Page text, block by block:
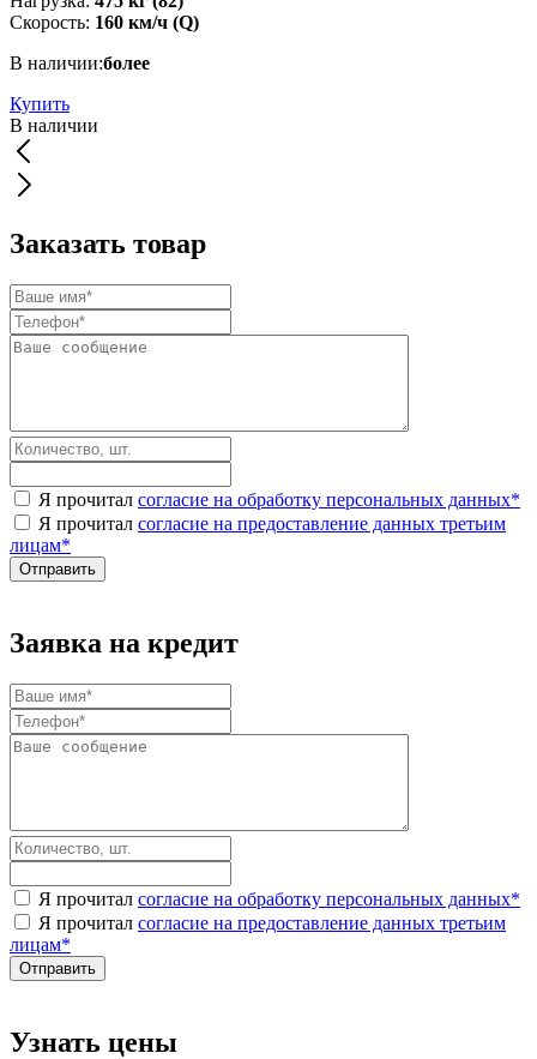
Скорость: 160 км/ч (Q)
В наличии:более
Купить
В наличии
Заказать товар
Я прочитал согласие на обработку персональных данных*
Я прочитал согласие на предоставление данных третьим
лицам*
Заявка на кредит
Я прочитал согласие на обработку персональных данных*
Я прочитал согласие на предоставление данных третьим
лицам*
Узнать цены